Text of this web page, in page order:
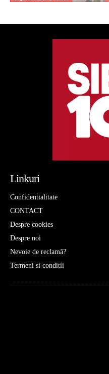
Linkuri
Confidentialitate
CONTACT
Despre cookies
Despre noi
Nevoie de reclamă?
Termeni si conditii